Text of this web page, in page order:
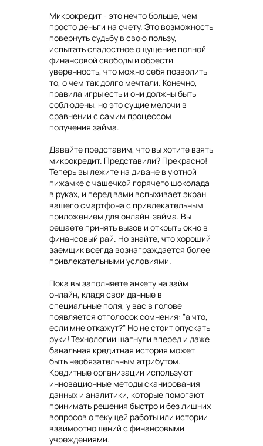
Микрокредит - это нечто больше, чем
просто деньги на счету. Это возможность
повернуть судьбу в свою пользу,
испытать сладостное ощущение полной
финансовой свободы и обрести
уверенность, что можно себя позволить
то, о чем так долго мечтали. Конечно,
правила игры есть и они должны быть
соблюдены, но это сущие мелочи в
сравнении с самим процессом
получения займа.
Давайте представим, что вы хотите взять
микрокредит. Представили? Прекрасно!
Теперь вы лежите на диване в уютной
пижамке с чашечкой горячего шоколада
в руках, и перед вами вспыхивает экран
вашего смартфона с привлекательным
приложением для онлайн-займа. Вы
решаете принять вызов и открыть окно в
финансовый рай. Но знайте, что хороший
заемщик всегда вознаграждается более
привлекательными условиями.
Пока вы заполняете анкету на займ
онлайн, кладя свои данные в
специальные поля, у вас в голове
появляется отголосок сомнения: "а что,
если мне откажут?" Но не стоит опускать
руки! Технологии шагнули вперед и даже
банальная кредитная история может
быть необязательным атрибутом.
Кредитные организации используют
инновационные методы сканирования
данных и аналитики, которые помогают
принимать решения быстро и без лишних
вопросов о текущей работы или истории
взаимоотношений с финансовыми
учреждениями.